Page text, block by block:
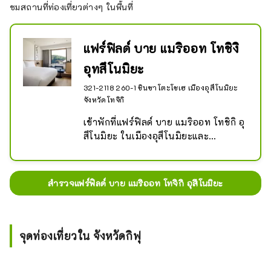
ข้อมูลอ้างอิง: อุณหภูมิยามเย็นในฤดู
ประมาณ 0°C ถึง 5°C
ชมสถานที่ท่องเที่ยวต่างๆ ในพื้นที่
แฟร์ฟิลด์ บาย แมริออท โทชิงิ
อุทสึโนมิยะ
321-2118 260-1 ชินซาโตะโชเฮ เมืองอุสึโนมิยะ
จังหวัดโทจิกิ
เข้าพักที่แฟร์ฟิลด์ บาย แมริออท โทชิกิ อุ
สึโนมิยะ ในเมืองอุสึโนมิยะและ
ในบริเวณนี้ ที่สถานีริมถนน "หมู่บ้านโร
แมนติกอุตสึโนมิยะ" ซึ่งเป็นฟาร์มปาร์ค
ที่รายล้อมไปด้วยทิวทัศน์ชนบทแบบเก่า
การเกษตร การเล่นกับสุนัขในป่า การวิ่ง
เล่นน้ำพุร้อน และสระน้ำ นอกจากนี้คุณ
สำรวจแฟร์ฟิลด์ บาย แมริออท โทจิกิ อุสึโนมิยะ
จุดท่องเที่ยวใน จังหวัดกิฟุ